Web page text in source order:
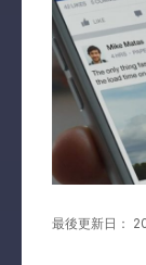
最後更新日：